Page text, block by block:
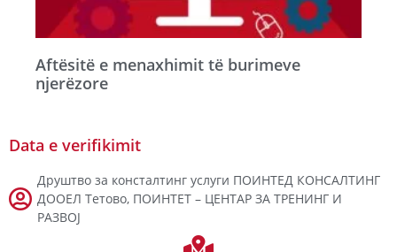
Aftësitë e menaxhimit të burimeve
njerëzore
Data e verifikimit
Друштво за консталтинг услуги ПОИНТЕД КОНСАЛТИНГ
ДООЕЛ Тетово, ПОИНТЕТ – ЦЕНТАР ЗА ТРЕНИНГ И
РАЗВОЈ